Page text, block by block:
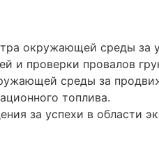
окружающей среды за
и проверки провалов
среды за
топлива.
за успехи в области